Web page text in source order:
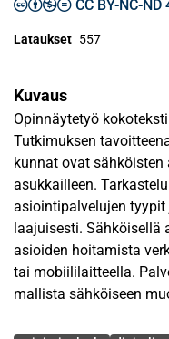
CC BY-NC-ND
Lataukset 557
Kuvaus
Opinnäytetyö
Tutkimuksen
kunnat ovat
asukkailleen.
asiointipalvelujen
laajuisesti. Sähköisellä
asioiden hoitamista
tai mobiililaitteella.
mallista sähköiseen